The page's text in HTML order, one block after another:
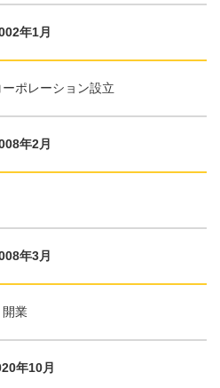
年1月
ポレーション設立
年2月
年3月
業
年10月